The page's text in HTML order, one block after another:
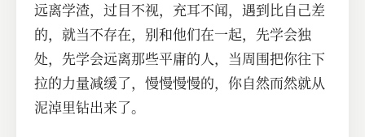
远离学渣，过目不视，充耳不闻，遇到比自己差
的，就当不存在，别和他们在一起，先学会独
处，先学会远离那些平庸的人，当周围把你往下
拉的力量减缓了，慢慢慢慢的，你自然而然就从
泥淖里钻出来了。